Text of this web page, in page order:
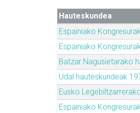
Hauteskundea
Espainiako
Espainiako
Batzar Nagusietarako
Udal hauteskundeak
Eusko
Espainiako